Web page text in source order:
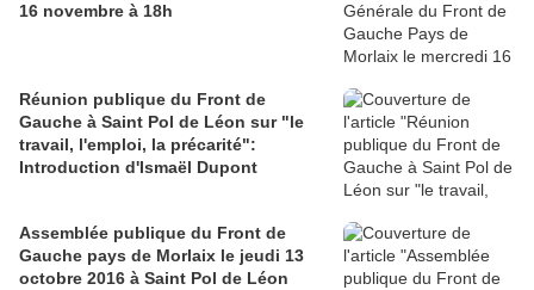
16 novembre à 18h
Réunion publique du Front de
Gauche à Saint Pol de Léon sur "le
travail, l'emploi, la précarité":
Introduction d'Ismaël Dupont
Assemblée publique du Front de
Gauche pays de Morlaix le jeudi 13
octobre 2016 à Saint Pol de Léon